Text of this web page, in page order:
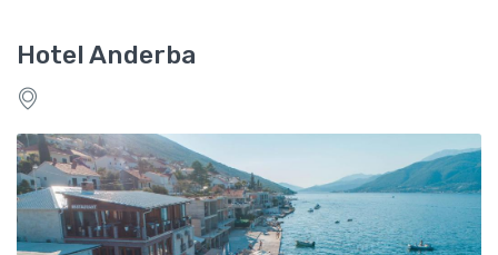
Hotel Anderba